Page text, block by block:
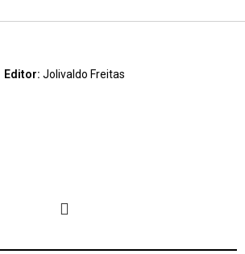
Editor: Jolivaldo Freitas